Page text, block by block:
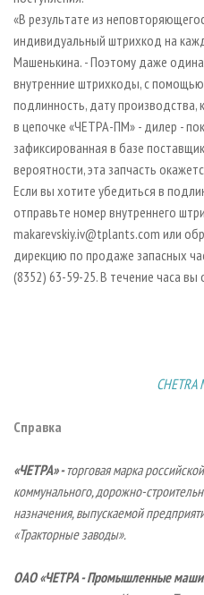
«В результате из
индивидуальный штрихкод на
Машенькина. - Поэтому даже
внутренние штрихкоды, с
подлинность, дату производства,
в цепочке «ЧЕТРА-ПМ» - дилер -
зафиксированная в базе
вероятности, эта запчасть
Если вы хотите убедиться в
отправьте номер внутреннего
makarevskiy.iv@tplants.com или
дирекцию по продаже запасных
(8352) 63-59-25. В течение часа
CHETRA
Справка
«ЧЕТРА» -торговая марка
коммунального, дорожно-
назначения, выпускаемой
«Тракторные заводы».
ОАО «ЧЕТРА - Промышленные